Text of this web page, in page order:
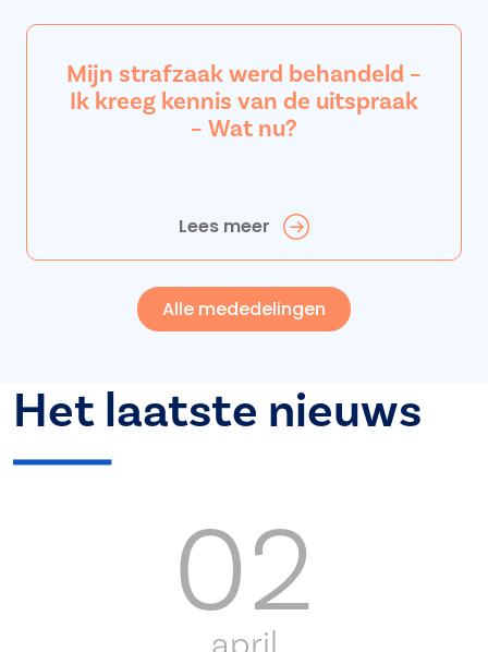
Mijn strafzaak werd behandeld –
Ik kreeg kennis van de uitspraak
– Wat nu?
Lees meer
Alle mededelingen
Het laatste nieuws
02
april